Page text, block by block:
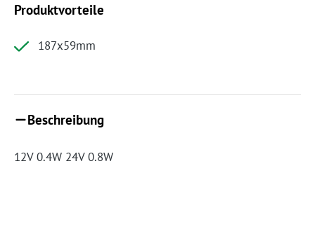
Produktvorteile
187x59mm
Beschreibung
12V 0.4W 24V 0.8W